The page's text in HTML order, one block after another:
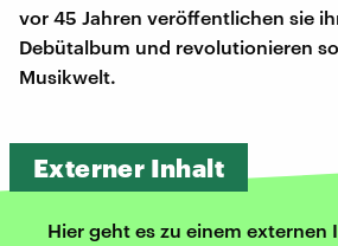
vor 45 Jahren veröffentlichen sie
Debütalbum und revolutionieren
Musikwelt.
Externer Inhalt
Hier geht es zu einem externen